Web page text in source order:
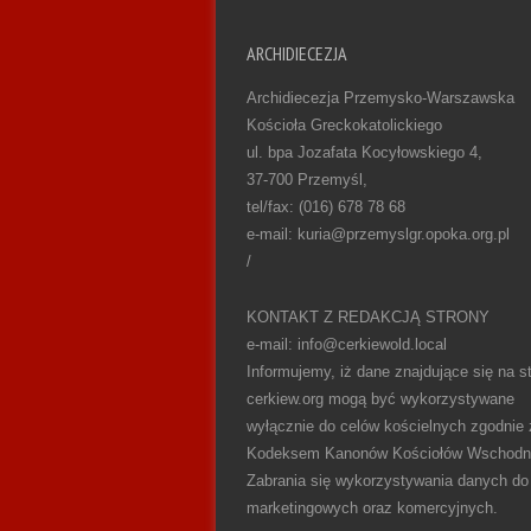
ARCHIDIECEZJA
Archidiecezja Przemysko-Warszawska
Kościoła Greckokatolickiego
ul. bpa Jozafata Kocyłowskiego 4,
37-700 Przemyśl,
tel/fax: (016) 678 78 68
e-mail: kuria@przemyslgr.opoka.org.pl
/
KONTAKT Z REDAKCJĄ STRONY
e-mail: info@cerkiewold.local
Informujemy, iż dane znajdujące się na
cerkiew.org mogą być wykorzystywane
wyłącznie do celów kościelnych zgodnie
Kodeksem Kanonów Kościołów
Zabrania się wykorzystywania danych
marketingowych oraz komercyjnych.